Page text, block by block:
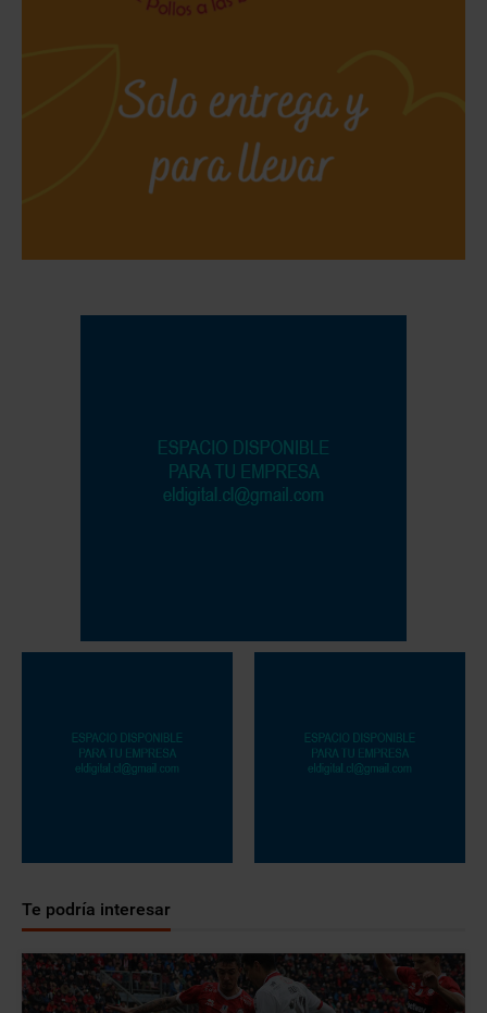
Te podría interesar